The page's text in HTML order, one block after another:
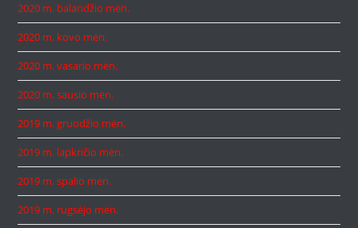
2020 m. balandžio mėn.
2020 m. kovo mėn.
2020 m. vasario mėn.
2020 m. sausio mėn.
2019 m. gruodžio mėn.
2019 m. lapkričio mėn.
2019 m. spalio mėn.
2019 m. rugsėjo mėn.